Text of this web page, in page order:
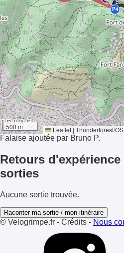
-
P4
500 m Leaflet | Thunderforest/
Falaise ajoutée par Bruno P.
Retours
sorties
Aucune sortie trouvée.
Raconter ma sortie / mon itinéraire
© Velogrimpe.fr - Crédits - Nous